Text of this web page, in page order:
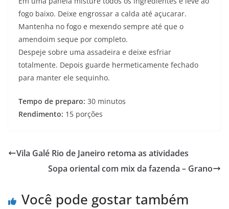
fogo baixo. Deixe engrossar a calda até açucarar.
Mantenha no fogo e mexendo sempre até que o
amendoim seque por completo.
Despeje sobre uma assadeira e deixe esfriar
totalmente. Depois guarde hermeticamente fechado
para manter ele sequinho.
Tempo de preparo: 30 minutos
Rendimento: 15 porções
Vila Galé Rio de Janeiro retoma as atividades
Sopa oriental com mix da fazenda – Grano
Você pode gostar também